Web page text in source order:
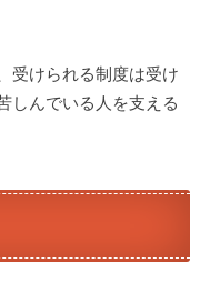
受けられる制度は受け
しんでいる人を支える